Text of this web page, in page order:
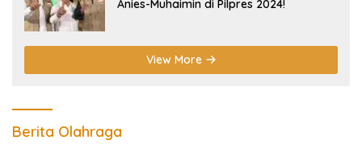
Anies-Muhaimin di Pilpres 2024!
View More
Berita Olahraga